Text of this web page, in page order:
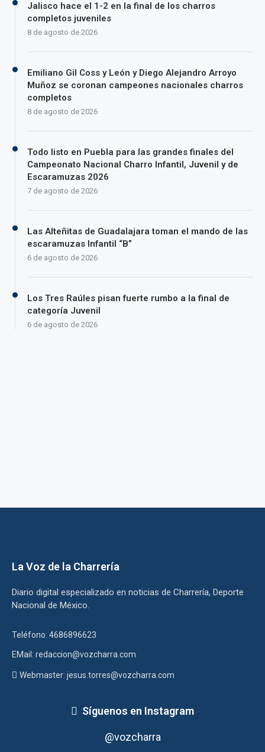
Jalisco hace el 1-2 en la final de los charros
completos juveniles
8 de agosto de 2026
Emiliano Gil Coss y León y Diego Alejandro Arroyo
Muñoz se coronan campeones nacionales charros
completos
8 de agosto de 2026
Todo listo en Puebla para las grandes finales del
Campeonato Nacional Charro Infantil, Juvenil y de
Escaramuzas 2026
7 de agosto de 2026
Las Alteñitas de Guadalajara toman el mando de las
escaramuzas Infantil “B”
6 de agosto de 2026
Los Tres Raúles pisan fuerte rumbo a la final de
categoría Juvenil
6 de agosto de 2026
La Voz de la Charrería
Diario digital especializado en noticias de Charrería, Deporte
Nacional de México.
Teléfono: 4686896623
EMail: redaccion@vozcharra.com
Webmaster: jesus.torres@vozcharra.com
Síguenos en Instagram
@vozcharra